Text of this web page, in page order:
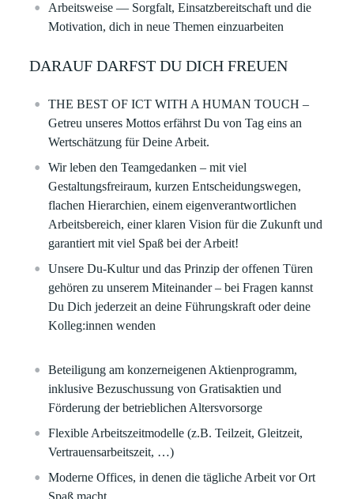
Arbeitsweise — Sorgfalt, Einsatzbereitschaft und die
Motivation, dich in neue Themen einzuarbeiten
DARAUF DARFST DU DICH FREUEN
THE BEST OF ICT WITH A HUMAN TOUCH –
Getreu unseres Mottos erfährst Du von Tag eins an
Wertschätzung für Deine Arbeit.
Wir leben den Teamgedanken – mit viel
Gestaltungsfreiraum, kurzen Entscheidungswegen,
flachen Hierarchien, einem eigenverantwortlichen
Arbeitsbereich, einer klaren Vision für die Zukunft und
garantiert mit viel Spaß bei der Arbeit!
Unsere Du-Kultur und das Prinzip der offenen Türen
gehören zu unserem Miteinander – bei Fragen kannst
Du Dich jederzeit an deine Führungskraft oder deine
Kolleg:innen wenden
Beteiligung am konzerneigenen Aktienprogramm,
inklusive Bezuschussung von Gratisaktien und
Förderung der betrieblichen Altersvorsorge
Flexible Arbeitszeitmodelle (z.B. Teilzeit, Gleitzeit,
Vertrauensarbeitszeit, …)
Moderne Offices, in denen die tägliche Arbeit vor Ort
Spaß macht